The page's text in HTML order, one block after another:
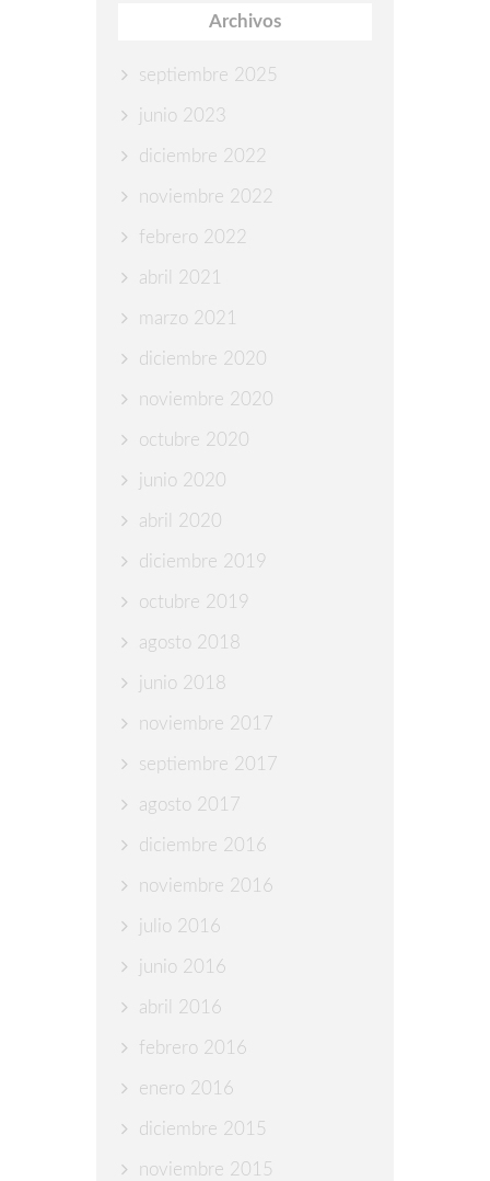
Archivos
septiembre 2025
junio 2023
diciembre 2022
noviembre 2022
febrero 2022
abril 2021
marzo 2021
diciembre 2020
noviembre 2020
octubre 2020
junio 2020
abril 2020
diciembre 2019
octubre 2019
agosto 2018
junio 2018
noviembre 2017
septiembre 2017
agosto 2017
diciembre 2016
noviembre 2016
julio 2016
junio 2016
abril 2016
febrero 2016
enero 2016
diciembre 2015
noviembre 2015